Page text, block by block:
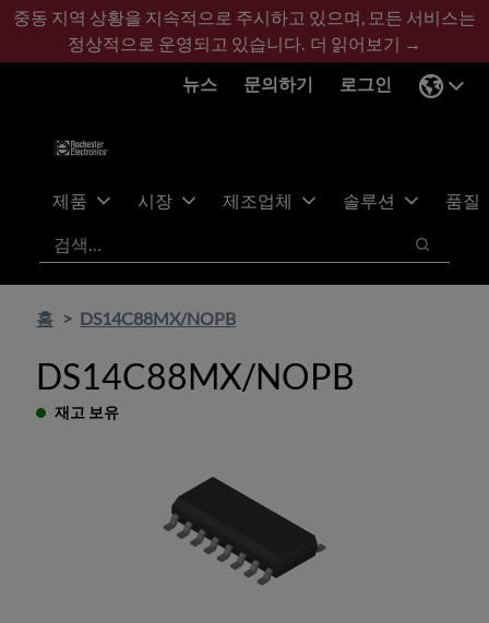
기
콘
바
글
중동 지역 상황을 지속적으로 주시하고 있으며, 모든 서비스는
정상적으로 운영되고 있습니다. 더 읽어보기 →
뉴스
문의하기 로그인
제품 시장 제조업체 솔루션
품질
검색
검색
홈 DS14C88MX/NOPB
DS14C88MX/NOPB
재고 보유